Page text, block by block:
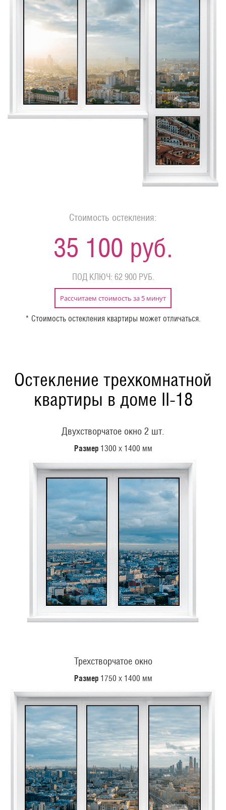
Стоимость остекления:
35 100 руб.
ПОД КЛЮЧ: 62 900 РУБ.
Рассчитаем стоимость за 5 минут
* Стоимость остекления квартиры может отличаться.
Остекление трехкомнатной
квартиры в доме II-18
Двухстворчатое окно 2 шт.
Размер1300 х 1400 мм
Трехстворчатое окно
Размер1750 х 1400 мм